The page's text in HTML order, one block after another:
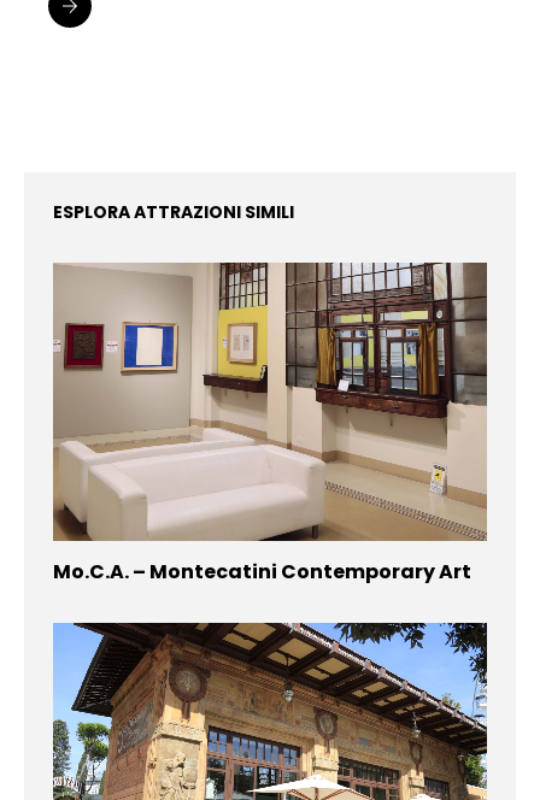
ESPLORA ATTRAZIONI SIMILI
Mo.C.A. – Montecatini Contemporary Art